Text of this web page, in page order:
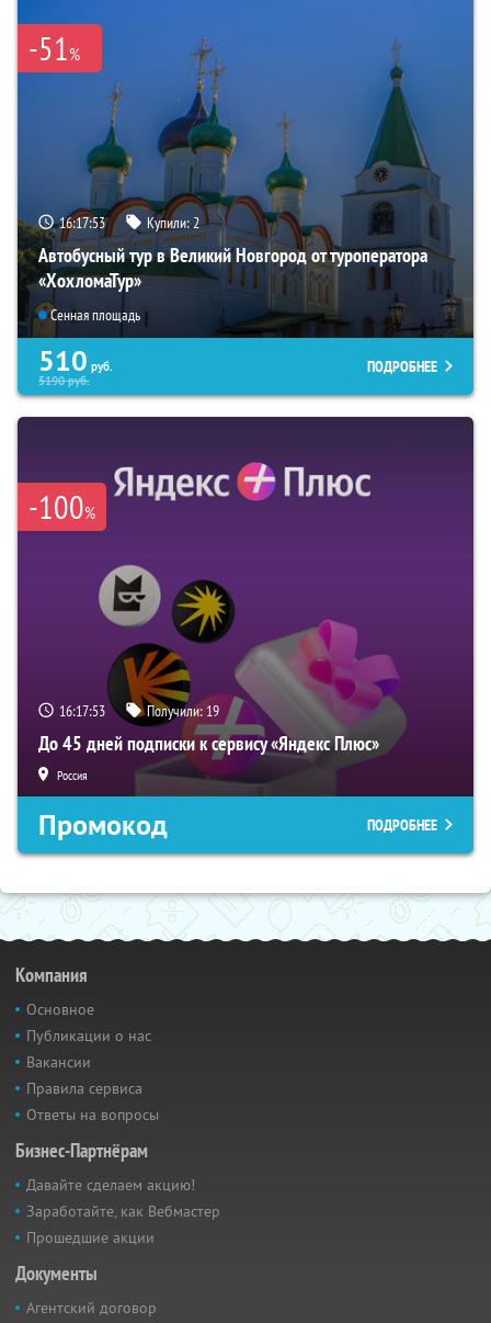
-51%
16:17:52 Купили:2
Автобусный тур в Великий Новгород от туроператора
«ХохломаТур»
Сенная площадь
510 руб.
5190руб.
ПОДРОБНЕЕ
-100%
16:17:52 Получили: 19
До 45 дней подписки к сервису «Яндекс Плюс»
Россия
Промокод ПОДРОБНЕЕ
Компания
Основное
Публикации о нас
Вакансии
Правила сервиса
Ответы на вопросы
Бизнес-Партнёрам
Давайте сделаем акцию!
Заработайте, как Вебмастер
Прошедшие акции
Документы
Агентский договор